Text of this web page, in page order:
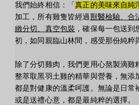
我們始終相信：「真正的美味來自純
加工，所有雞隻皆經過獸醫檢驗、合
緻分切、真空包裝 ，確保每一包送
初，如同親臨山林間，感受那份純粹
除了分切雞肉，我們更用心熬製滴雞
整萃取黑羽土雞的精華與營養，無添
都是對健康的溫柔呵護。無論是日常
或是送禮心意，都是最純粹的選擇。